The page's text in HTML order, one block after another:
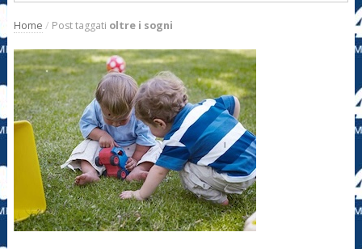
Home / Post taggati oltre i sogni